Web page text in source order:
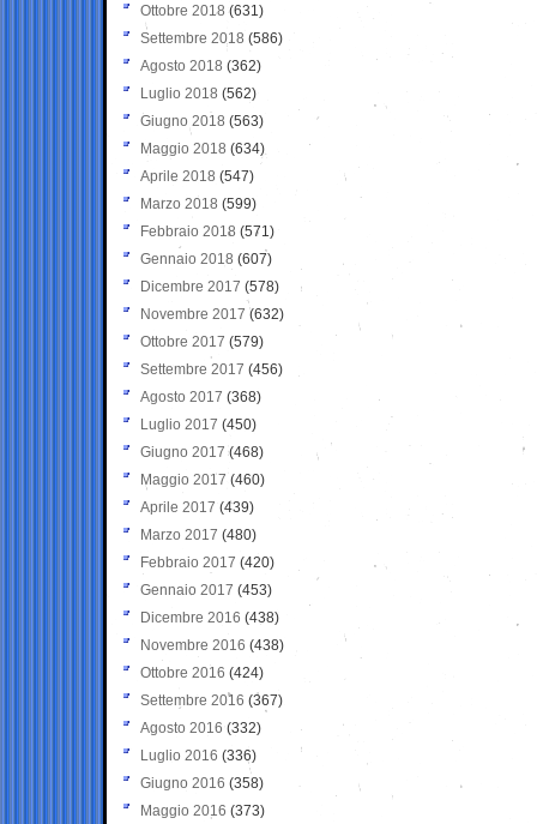
Ottobre 2018 (631)
Settembre 2018 (586)
Agosto 2018 (362)
Luglio 2018 (562)
Giugno 2018 (563)
Maggio 2018 (634)
Aprile 2018 (547)
Marzo 2018 (599)
Febbraio 2018 (571)
Gennaio 2018 (607)
Dicembre 2017 (578)
Novembre 2017 (632)
Ottobre 2017 (579)
Settembre 2017 (456)
Agosto 2017 (368)
Luglio 2017 (450)
Giugno 2017 (468)
Maggio 2017 (460)
Aprile 2017 (439)
Marzo 2017 (480)
Febbraio 2017 (420)
Gennaio 2017 (453)
Dicembre 2016 (438)
Novembre 2016 (438)
Ottobre 2016 (424)
Settembre 2016 (367)
Agosto 2016 (332)
Luglio 2016 (336)
Giugno 2016 (358)
Maggio 2016 (373)